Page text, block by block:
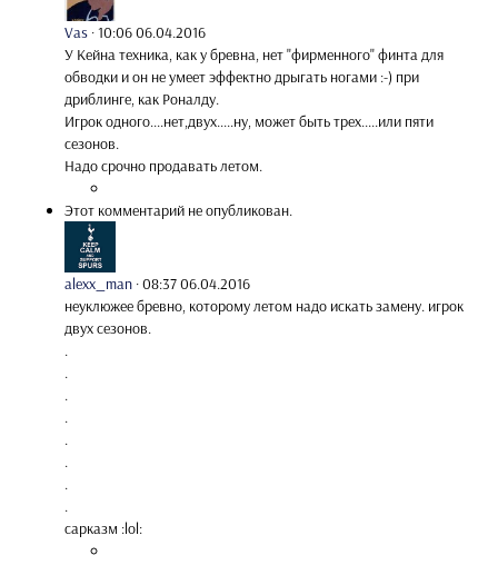
Vas ·10:06 06.04.2016
У Кейна техника, как у бревна, нет "фирменного" финта для
обводки и он не умеет эффектно дрыгать ногами :-) при
дриблинге, как Роналду.
Игрок одного....нет,двух.....ну, может быть трех.....или пяти
сезонов.
Надо срочно продавать летом.
Этот комментарий не опубликован.
alexx_man ·08:37 06.04.2016
неуклюжее бревно, которому летом надо искать замену. игрок
двух сезонов.
.
.
.
.
.
.
.
.
сарказм :lol: